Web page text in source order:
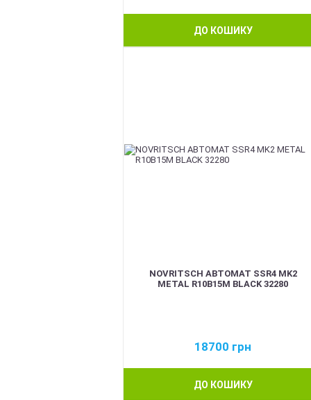
ДО КОШИКУ
NOVRITSCH АВТОМАТ SSR4 MK2
METAL R10B15M BLACK 32280
18700 грн
ДО КОШИКУ